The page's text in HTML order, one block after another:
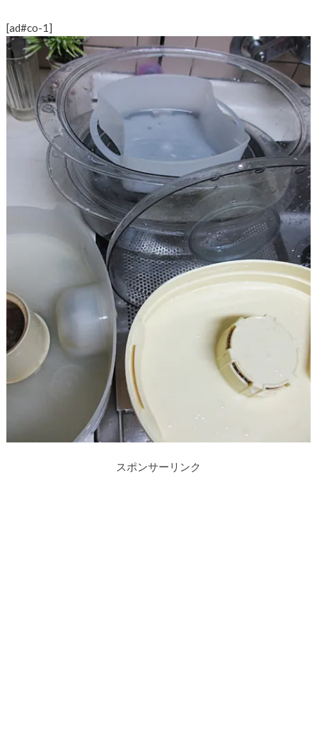
[ad#co-1]
スポンサーリンク